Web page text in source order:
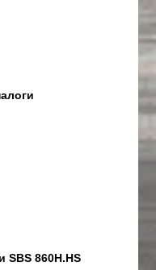
SBS 860H.HS